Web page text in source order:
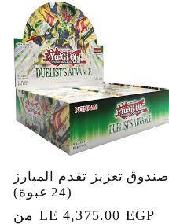
صندوق تعزيز تقدم المبارز
(24 عبوة)
السعرمن LE 4,375.00 EGP